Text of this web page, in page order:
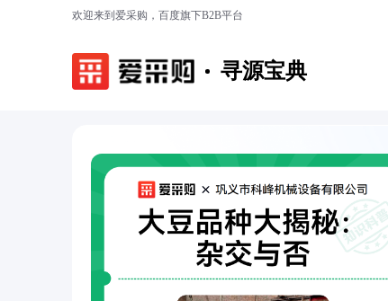
欢迎来到爱采购，百度旗下B2B平台
寻源宝典